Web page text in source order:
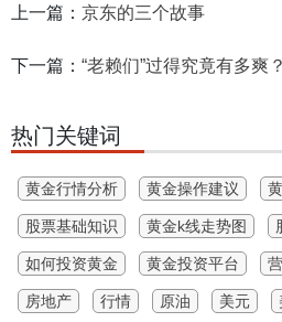
上一篇： 京东的三个故事
下一篇： “老赖们”过得究竟有多爽？
热门关键词
黄金行情分析 黄金操作建议
股票基础知识 黄金k线走势图
如何投资黄金 黄金投资平台
房地产 行情 原油 美元